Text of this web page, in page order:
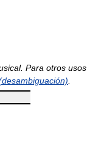
Para otros usos